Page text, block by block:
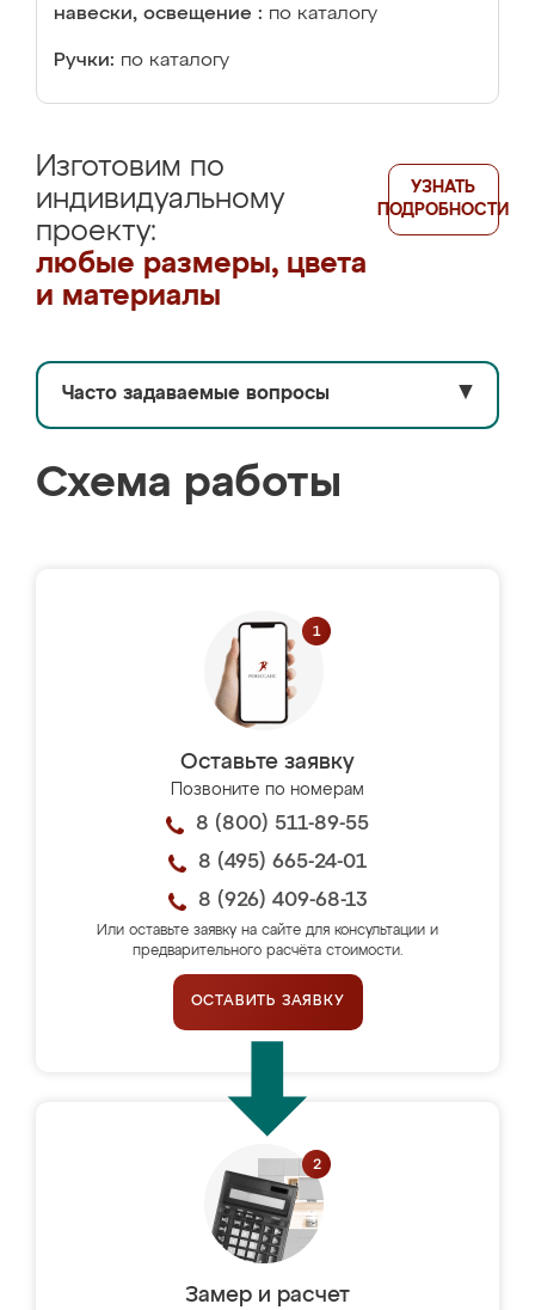
навески, освещение : по каталогу
Ручки: по каталогу
Изготовим по
индивидуальному
проекту:
любые размеры, цвета
и материалы
УЗНАТЬ
ПОДРОБНОСТИ
Часто задаваемые вопросы ▼
Схема работы
Оставьте заявку
Позвоните по номерам
8 (800) 511-89-55
8 (495) 665-24-01
8 (926) 409-68-13
Или оставьте заявку на сайте для консультации и
предварительного расчёта стоимости.
ОСТАВИТЬ ЗАЯВКУ
Замер и расчет